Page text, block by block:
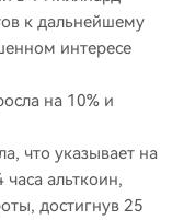
к дальнейшему
интересе
на 10% и
что указывает на
альткоин,
достигнув 25